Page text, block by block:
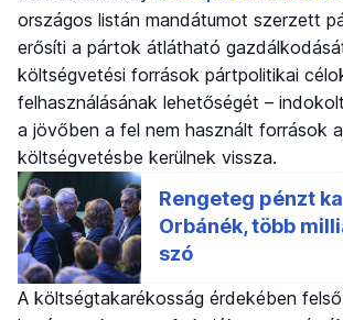
országos listán mandátumot szerzett
erősíti a pártok átlátható
költségvetési források pártpolitikai
felhasználásának lehetőségét –
a jövőben a fel nem használt források
költségvetésbe kerülnek vissza.
A költségtakarékosság érdekében